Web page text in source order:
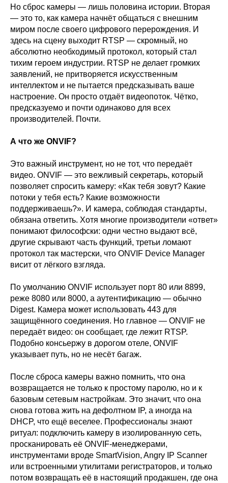
Но сброс камеры — лишь половина истории. Вторая
— это то, как камера начнёт общаться с внешним
миром после своего цифрового перерождения. И
здесь на сцену выходит RTSP — скромный, но
абсолютно необходимый протокол, который стал
тихим героем индустрии. RTSP не делает громких
заявлений, не притворяется искусственным
интеллектом и не пытается предсказывать ваше
настроение. Он просто отдаёт видеопоток. Чётко,
предсказуемо и почти одинаково для всех
производителей. Почти.
А что же ONVIF?
Это важный инструмент, но не тот, что передаёт
видео. ONVIF — это вежливый секретарь, который
позволяет спросить камеру: «Как тебя зовут? Какие
потоки у тебя есть? Какие возможности
поддерживаешь?». И камера, соблюдая стандарты,
обязана ответить. Хотя многие производители «ответ»
понимают философски: одни честно выдают всё,
другие скрывают часть функций, третьи ломают
протокол так мастерски, что ONVIF Device Manager
висит от лёгкого взгляда.
По умолчанию ONVIF использует порт 80 или 8899,
реже 8080 или 8000, а аутентификацию — обычно
Digest. Камера может использовать 443 для
защищённого соединения. Но главное — ONVIF не
передаёт видео: он сообщает, где лежит RTSP.
Подобно консьержу в дорогом отеле, ONVIF
указывает путь, но не несёт багаж.
После сброса камеры важно помнить, что она
возвращается не только к простому паролю, но и к
базовым сетевым настройкам. Это значит, что она
снова готова жить на дефолтном IP, а иногда на
DHCP, что ещё веселее. Профессионалы знают
ритуал: подключить камеру в изолированную сеть,
просканировать её ONVIF-менеджерами,
инструментами вроде SmartVision, Angry IP Scanner
или встроенными утилитами регистраторов, и только
потом возвращать её в настоящий продакшен, где она